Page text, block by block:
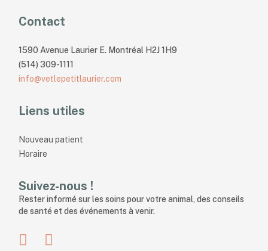
Contact
1590 Avenue Laurier E. Montréal H2J 1H9
(514) 309-1111
info@vetlepetitlaurier.com
Liens utiles
Nouveau patient
Horaire
Suivez-nous !
Rester informé sur les soins pour votre animal, des conseils
de santé et des événements à venir.